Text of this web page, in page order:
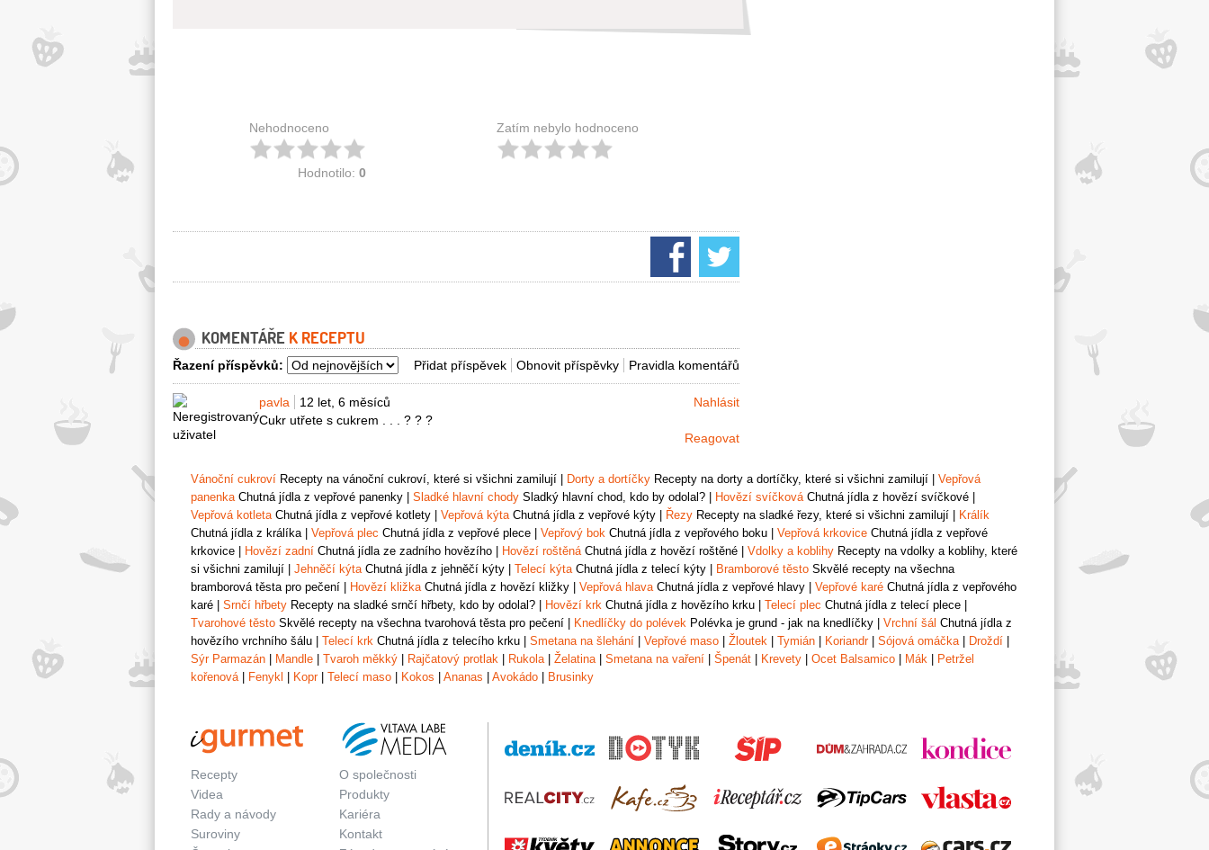
Nehodnoceno
Hodnotilo: 0
Zatím nebylo hodnoceno
KOMENTÁŘE K RECEPTU
Pravidla komentářů
Obnovit příspěvky
Přidat příspěvek
Řazení příspěvků:
pavla 12 let, 6 měsíců
Nahlásit
Cukr utřete s cukrem . . . ? ? ?
Reagovat
Vánoční cukroví Recepty na vánoční cukroví, které si všichni zamilují Dorty a dortíčky Recepty na dorty a dortíčky, které si všichni zamilují
Vepřová
panenkaChutná jídla z vepřové panenky Sladké hlavní chody Sladký hlavní chod, kdo by odolal? Hovězí svíčkováChutná jídla z hovězí svíčkové
Vepřová kotletaChutná jídla z vepřové kotlety Vepřová kýtaChutná jídla z vepřové kýty Řezy Recepty na sladké řezy, které si všichni zamilují
Králík
Chutná jídla z králíka| Vepřová plec Chutná jídla z vepřové plece Vepřový bok Chutná jídla z vepřového boku Vepřová krkovice Chutná jídla z vepřové
krkovice
Hovězí zadní Chutná jídla ze zadního hovězího Hovězí roštěnáChutná jídla z hovězí roštěné Vdolky a koblihy Recepty na vdolky a koblihy, které
si všichni zamilují
Jehněčí kýtaChutná jídla z jehněčí kýty Telecí kýtaChutná jídla z telecí kýty Bramborové těsto Skvělé recepty na všechna
bramborová těsta pro pečení
Hovězí kližkaChutná jídla z hovězí kližky Vepřová hlavaChutná jídla z vepřové hlavy Vepřové karé Chutná jídla z vepřového
karé
Srnčí hřbety Recepty na sladké srnčí hřbety, kdo by odolal? Hovězí krk Chutná jídla z hovězího krku Telecí plec Chutná jídla z telecí plece
Tvarohové těsto Skvělé recepty na všechna tvarohová těsta pro pečení Knedlíčky do polévek Polévka je grund - jak na knedlíčky Vrchní šál Chutná jídla z
hovězího vrchního šálu
Telecí krk Chutná jídla z telecího krku Smetana na šlehání Vepřové maso Žloutek Tymián Koriandr| Sójová omáčka| Droždí
Sýr Parmazán
Mandle Tvaroh měkký Rajčatový protlak Rukola| Želatina| Smetana na vaření Špenát Krevety Ocet Balsamico Mák
Petržel
kořenová| Fenykl Kopr| Telecí maso Kokos Ananas Avokádo Brusinky
Recepty
Videa
Rady a návody
Suroviny
O společnosti
Produkty
Kariéra
Kontakt